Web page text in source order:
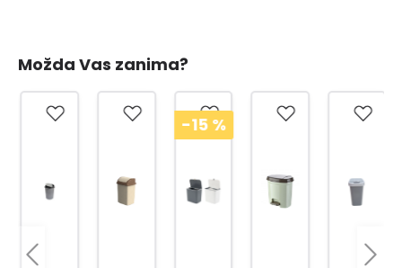
Možda Vas zanima?
-15 %